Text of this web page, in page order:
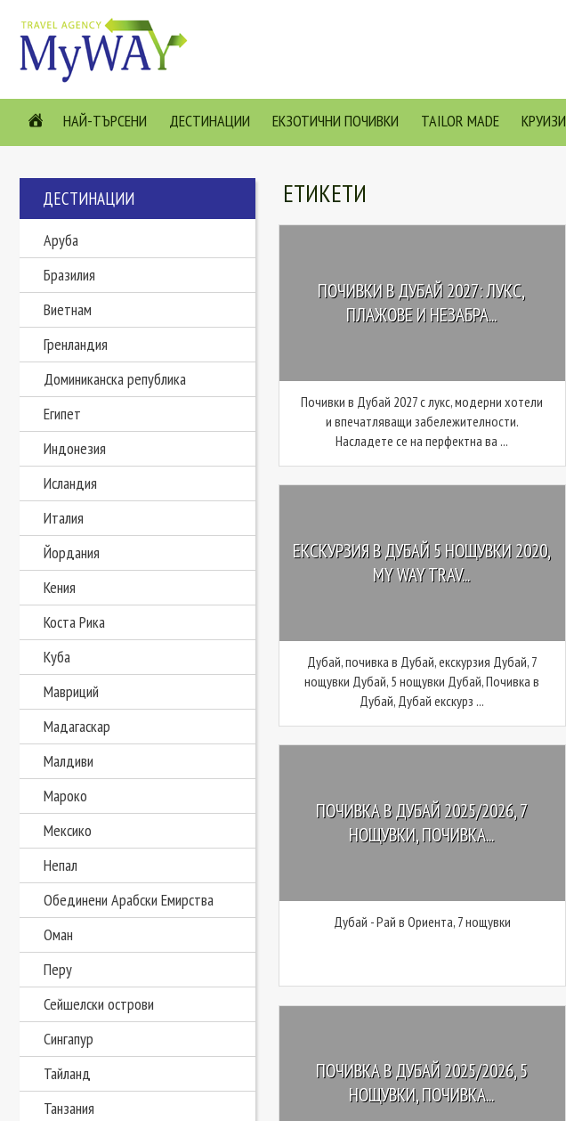
НАЙ-ТЪРСЕНИ ДЕСТИНАЦИИ ЕКЗОТИЧНИ ПОЧИВКИ TAILOR MADE КРУИЗИ
ДЕСТИНАЦИИ
Аруба
Бразилия
Виетнам
Гренландия
Доминиканска република
Египет
Индонезия
Исландия
Италия
Йордания
Кения
Коста Рика
Куба
Мавриций
Мадагаскар
Малдиви
Мароко
Мексико
Непал
Обединени Арабски Емирства
Оман
Перу
Сейшелски острови
Сингапур
Тайланд
Танзания
ЕТИКЕТИ
ПОЧИВКИ В ДУБАЙ 2027: ЛУКС,
ПЛАЖОВЕ И НЕЗАБРА...
Почивки в Дубай 2027 с лукс, модерни хотели
и впечатляващи забележителности.
Насладете се на перфектна ва ...
ЕКСКУРЗИЯ В ДУБАЙ 5 НОЩУВКИ 2020,
MY WAY TRAV...
Дубай, почивка в Дубай, екскурзия Дубай, 7
нощувки Дубай, 5 нощувки Дубай, Почивка в
Дубай, Дубай екскурз ...
ПОЧИВКА В ДУБАЙ 2025/2026, 7
НОЩУВКИ, ПОЧИВКА...
Дубай - Рай в Ориента, 7 нощувки
ПОЧИВКА В ДУБАЙ 2025/2026, 5
НОЩУВКИ, ПОЧИВКА...